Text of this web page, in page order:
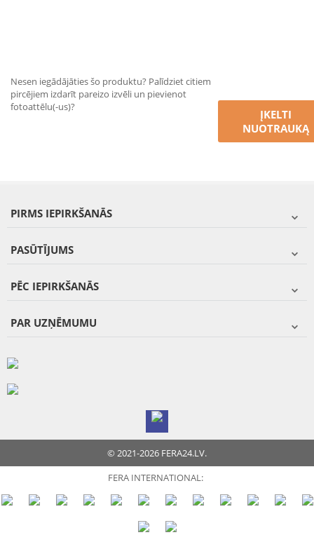
Nesen iegādājāties šo produktu? Palīdziet citiem
pircējiem izdarīt pareizo izvēli un pievienot
fotoattēlu(-us)?
ĮKELTI
NUOTRAUKĄ
PIRMS IEPIRKŠANĀS
PASŪTĪJUMS
PĒC IEPIRKŠANĀS
PAR UZŅĒMUMU
© 2021-2026 FERA24.LV.
FERA INTERNATIONAL: